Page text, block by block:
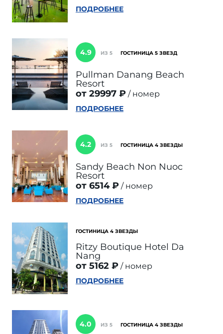
ПОДРОБНЕЕ
4.9 ИЗ 5 ГОСТИНИЦА 5 ЗВЕЗД
Pullman Danang Beach
Resort
от 29997 ₽
номер
ПОДРОБНЕЕ
4.2 ИЗ 5 ГОСТИНИЦА 4 ЗВЕЗДЫ
Sandy Beach Non Nuoc
Resort
от 6514 ₽
номер
ПОДРОБНЕЕ
ГОСТИНИЦА 4 ЗВЕЗДЫ
Ritzy Boutique Hotel Da
Nang
от 5162 ₽
номер
ПОДРОБНЕЕ
4.0 ИЗ 5 ГОСТИНИЦА 4 ЗВЕЗДЫ